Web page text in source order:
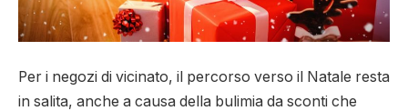
Per i negozi di vicinato, il percorso verso il Natale resta
in salita, anche a causa della bulimia da sconti che